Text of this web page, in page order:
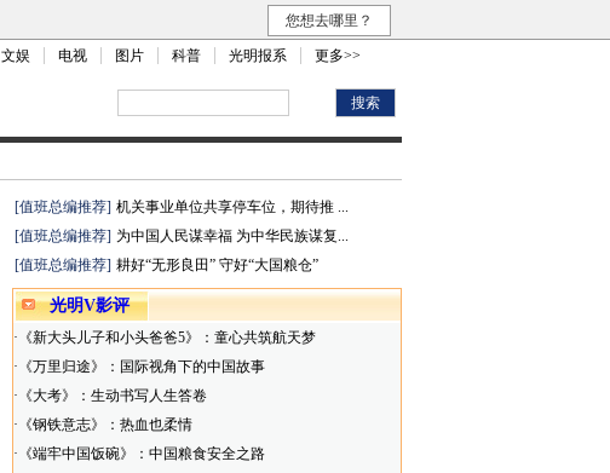
您想去哪里？
文娱 电视 图片 科普 光明报系 更多>>
[值班总编推荐] 机关事业单位共享停车位，期待推 ...
[值班总编推荐] 为中国人民谋幸福 为中华民族谋复...
[值班总编推荐] 耕好“无形良田” 守好“大国粮仓”
光明V影评
· 《新大头儿子和小头爸爸5》：童心共筑航天梦
· 《万里归途》：国际视角下的中国故事
· 《大考》：生动书写人生答卷
· 《钢铁意志》：热血也柔情
· 《端牢中国饭碗》：中国粮食安全之路